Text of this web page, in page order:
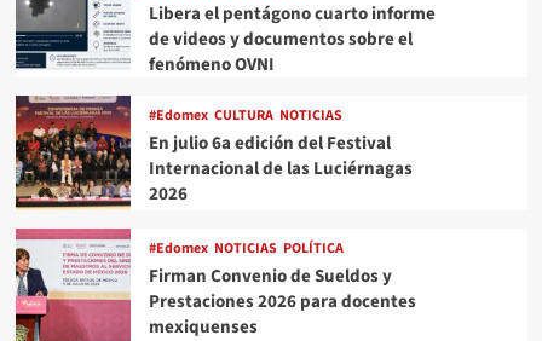
Libera el pentágono cuarto informe
de videos y documentos sobre el
fenómeno OVNI
#Edomex CULTURA NOTICIAS
En julio 6a edición del Festival
Internacional de las Luciérnagas
2026
#Edomex NOTICIAS POLÍTICA
Firman Convenio de Sueldos y
Prestaciones 2026 para docentes
mexiquenses